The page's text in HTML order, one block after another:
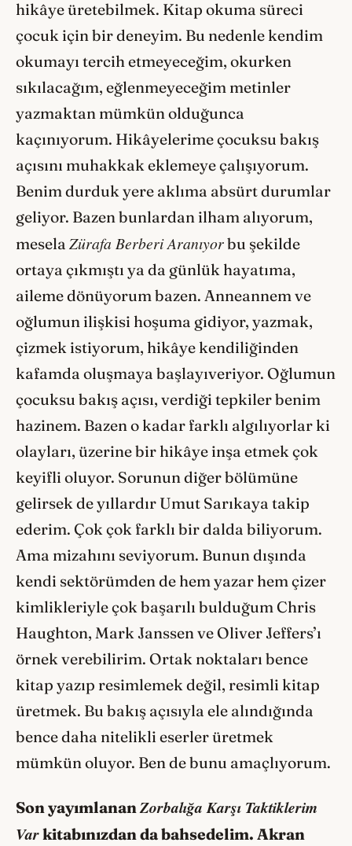
hikâye üretebilmek. Kitap okuma süreci
çocuk için bir deneyim. Bu nedenle kendim
okumayı tercih etmeyeceğim, okurken
sıkılacağım, eğlenmeyeceğim metinler
yazmaktan mümkün olduğunca
kaçınıyorum. Hikâyelerime çocuksu bakış
açısını muhakkak eklemeye çalışıyorum.
Benim durduk yere aklıma absürt durumlar
geliyor. Bazen bunlardan ilham alıyorum,
mesela Zürafa Berberi Aranıyorbu şekilde
ortaya çıkmıştı ya da günlük hayatıma,
aileme dönüyorum bazen. Anneannem ve
oğlumun ilişkisi hoşuma gidiyor, yazmak,
çizmek istiyorum, hikâye kendiliğinden
kafamda oluşmaya başlayıveriyor. Oğlumun
çocuksu bakış açısı, verdiği tepkiler benim
hazinem. Bazen o kadar farklı algılıyorlar ki
olayları, üzerine bir hikâye inşa etmek çok
keyifli oluyor. Sorunun diğer bölümüne
gelirsek de yıllardır Umut Sarıkaya takip
ederim. Çok çok farklı bir dalda biliyorum.
Ama mizahını seviyorum. Bunun dışında
kendi sektörümden de hem yazar hem çizer
kimlikleriyle çok başarılı bulduğum Chris
Haughton, Mark Janssen ve Oliver Jeffers’ı
örnek verebilirim. Ortak noktaları bence
kitap yazıp resimlemek değil, resimli kitap
üretmek. Bu bakış açısıyla ele alındığında
bence daha nitelikli eserler üretmek
mümkün oluyor. Ben de bunu amaçlıyorum.
Son yayımlananZorbalığa Karşı Taktiklerim
Varkitabınızdan da bahsedelim. Akran